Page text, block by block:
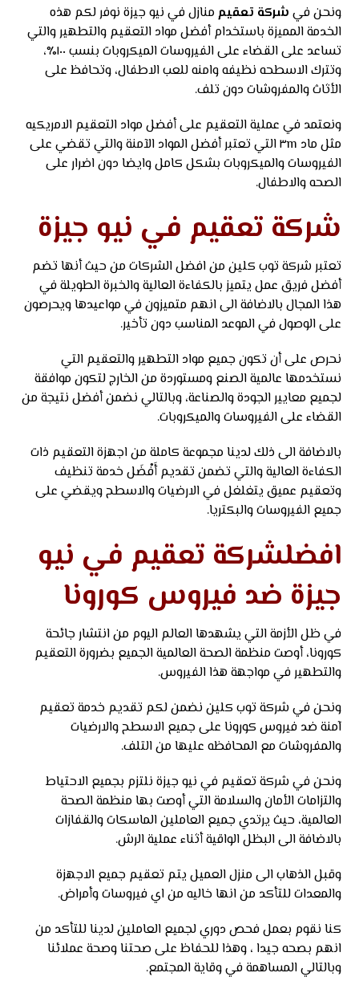
ونحن في شركة تعقيم منازل في نيو جيزة نوفر لكم هذه
الخدمة المميزة باستخدام أفضل مواد التعقيم والتطهير والتي
تساعد على القضاء على الفيروسات الميكروبات بنسب ١٠٠٪،
وتترك الاسطحه نظيفه وامنه للعب الاطفال، وتحافظ على
الأثاث والمفروشات دون تلف.
ونعتمد في عملية التعقيم على أفضل مواد التعقيم الامريكيه
مثل ماد ٣m التي تعتبر أفضل المواد الآمنة والتي تقضي على
الفيروسات والميكروبات بشكل كامل وايضا دون اضرار على
الصحه والاطفال.
شركة تعقيم في نيو جيزة
تعتبر شركة توب كلين من افضل الشركات من حيث أنها تضم
أفضل فريق عمل يتميز بالكفاءة العالية والخبرة الطويلة في
هذا المجال بالاضافة الى انهم متميزون في مواعيدها ويحرصون
على الوصول في الموعد المناسب دون تأخير.
نحرص على أن تكون جميع مواد التطهير والتعقيم التي
نستخدمها عالمية الصنع ومستوردة من الخارج لتكون موافقة
لجميع معايير الجودة والصناعة، وبالتالي نضمن أفضل نتيجة من
القضاء على الفيروسات والميكروبات.
بالاضافة الى ذلك لدينا مجموعة كاملة من اجهزة التعقيم ذات
الكفاءة العالية والتي تضمن تقديم أَفْضَل خدمة تنظيف
وتعقيم عميق يتغلغل في الارضيات والاسطح ويقضي على
جميع الفيروسات والبكتريا.
افضلشركة تعقيم في نيو
جيزة ضد فيروس كورونا
في ظل الأزمة التي يشهدها العالم اليوم من انتشار جائحة
كورونا، أوصت منظمة الصحة العالمية الجميع بضرورة التعقيم
والتطهير في مواجهة هذا الفيروس.
ونحن في شركة توب كلين نضمن لكم تقديم خدمة تعقيم
آمنة ضد فيروس كورونا على جميع الاسطح والارضيات
والمفروشات مع المحافظه عليها من التلف.
ونحن في شركة تعقيم في نيو جيزة نلتزم بجميع الاحتياط
والتزامات الأمان والسلامة التي أوصت بها منظمة الصحة
العالمية، حيث يرتدي جميع العاملين الماسكات والقفازات
بالاضافة الى البظل الواقية أثناء عملية الرش.
وقبل الذهاب الى منزل العميل يتم تعقيم جميع الاجهزة
والمعدات للتأكد من انها خاليه من اي فيروسات وأمراض.
كنا نقوم بعمل فحص دوري لجميع العاملين لدينا للتأكد من
انهم بصحه جيدا ، وهذا للحفاظ على صحتنا وصحة عملائنا
وبالتالي المساهمة في وقاية المجتمع.